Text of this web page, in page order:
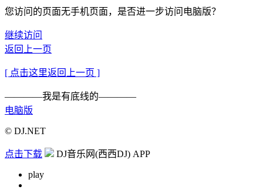
您访问的页面无手机页面，是否进一步访问电脑版？
继续访问
返回上一页
[ 点击这里返回上一页 ]
————我是有底线的————
电脑版
© DJ.NET
点击下载 DJ音乐网(西西DJ) APP
play